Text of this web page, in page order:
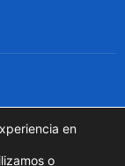
en
o